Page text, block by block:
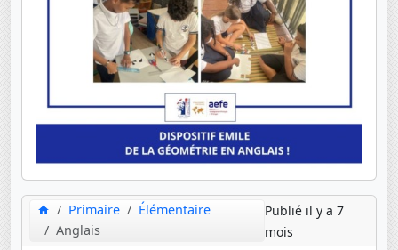
Primaire
Élémentaire
Anglais
Publié il y a 7
mois